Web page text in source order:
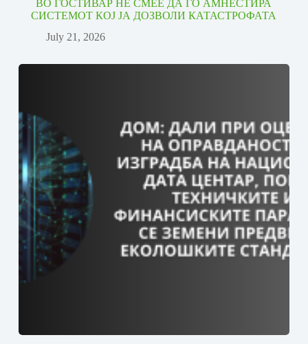
ВО ГОСТИВАР НЕ СМЕЕ ДА ГО АМНЕСТИРА
СИСТЕМОТ КОЈ ЈА ДОЗВОЛИ КАТАСТРОФАТА
July 21, 2026